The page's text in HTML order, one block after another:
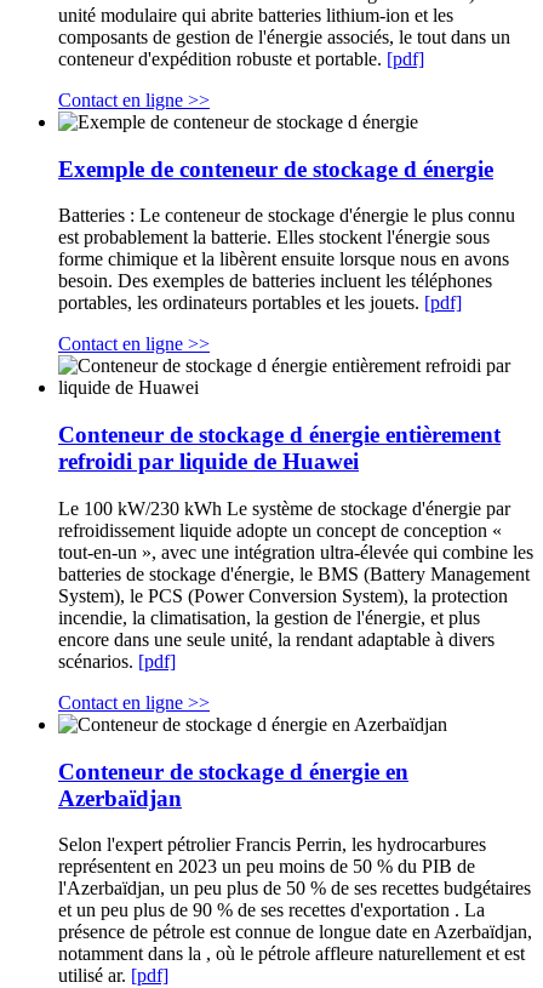
unité modulaire qui abrite batteries lithium-ion et les
composants de gestion de l'énergie associés, le tout dans un
conteneur d'expédition robuste et portable. [pdf]
Contact en ligne >>
Exemple de conteneur de stockage d énergie
Batteries : Le conteneur de stockage d'énergie le plus connu
est probablement la batterie. Elles stockent l'énergie sous
forme chimique et la libèrent ensuite lorsque nous en avons
besoin. Des exemples de batteries incluent les téléphones
portables, les ordinateurs portables et les jouets. [pdf]
Contact en ligne >>
Conteneur de stockage d énergie entièrement
refroidi par liquide de Huawei
Le 100 kW/230 kWh Le système de stockage d'énergie par
refroidissement liquide adopte un concept de conception «
tout-en-un », avec une intégration ultra-élevée qui combine les
batteries de stockage d'énergie, le BMS (Battery Management
System), le PCS (Power Conversion System), la protection
incendie, la climatisation, la gestion de l'énergie, et plus
encore dans une seule unité, la rendant adaptable à divers
scénarios. [pdf]
Contact en ligne >>
Conteneur de stockage d énergie en
Azerbaïdjan
Selon l'expert pétrolier Francis Perrin, les hydrocarbures
représentent en 2023 un peu moins de 50 % du PIB de
l'Azerbaïdjan, un peu plus de 50 % de ses recettes budgétaires
et un peu plus de 90 % de ses recettes d'exportation . La
présence de pétrole est connue de longue date en Azerbaïdjan,
notamment dans la , où le pétrole affleure naturellement et est
utilisé ar. [pdf]